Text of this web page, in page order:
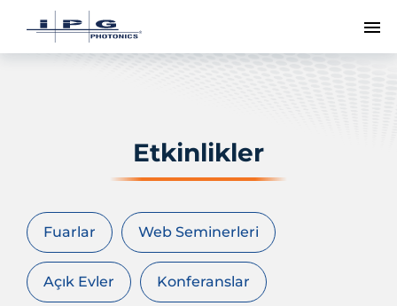
Etkinlikler
Fuarlar Web Seminerleri
Açık Evler Konferanslar